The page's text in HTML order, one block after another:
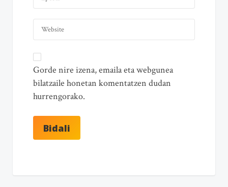
Gorde nire izena, emaila eta webgunea
bilatzaile honetan komentatzen dudan
hurrengorako.